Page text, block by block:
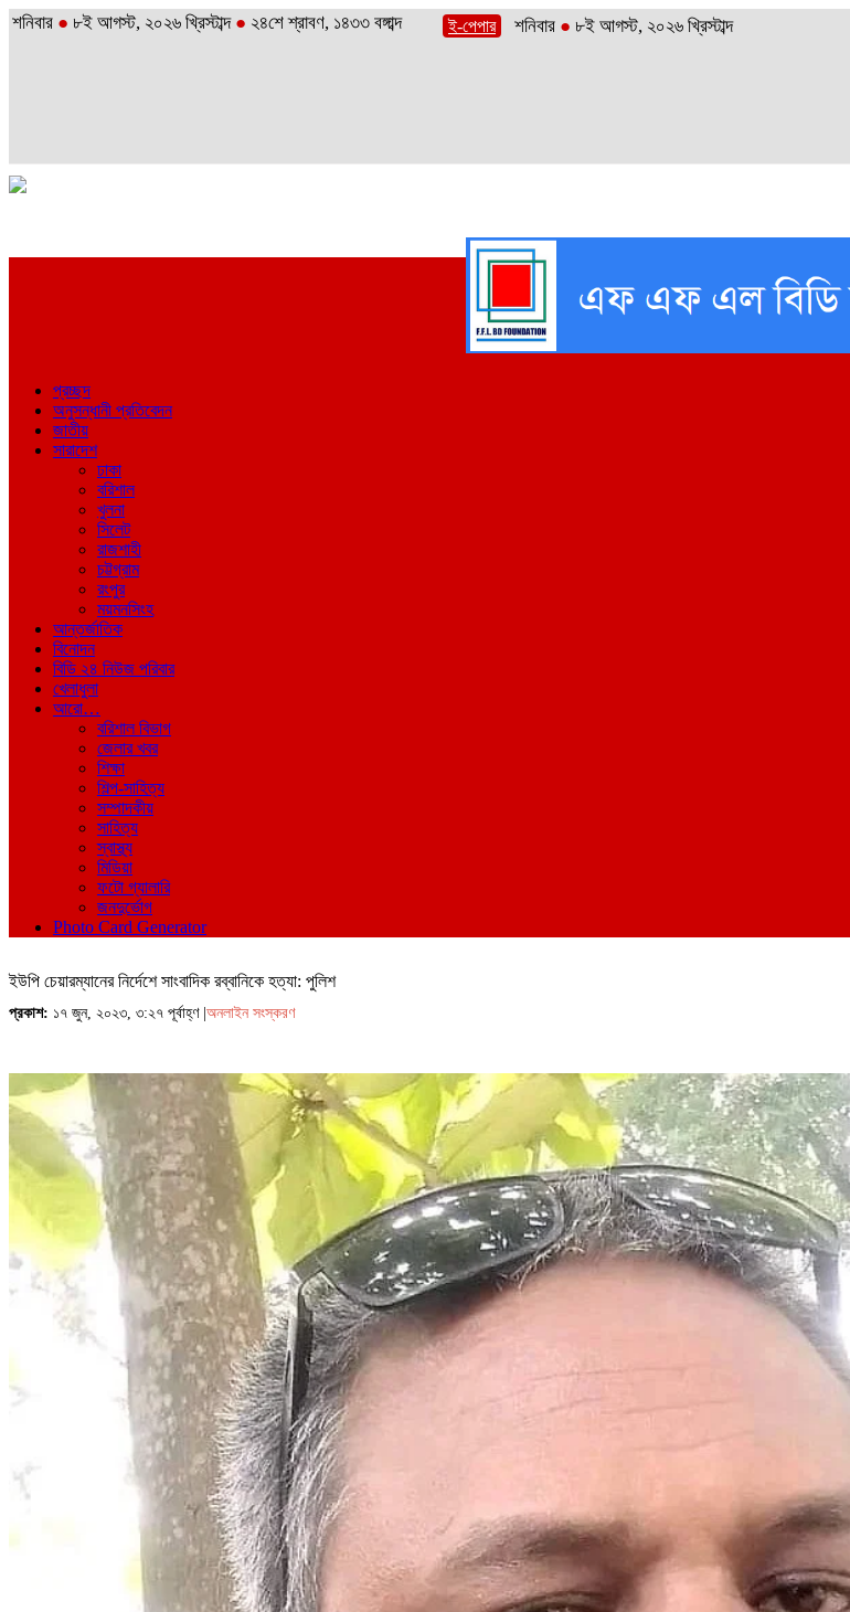
শনিবার ● ৮ই আগস্ট, ২০২৬ খ্রিস্টাব্দ ● ২৪শে শ্রাবণ, ১৪৩৩ বঙ্গাব্দ ই-পেপার শনিবার ● ৮ই আগস্ট, ২০২৬ খ্রিস্টাব্দ
প্রচ্ছদ
অনুসন্ধানী প্রতিবেদন
জাতীয়
সারাদেশ
ঢাকা
বরিশাল
খুলনা
সিলেট
রাজশাহী
চট্টগ্রাম
রংপুর
ময়মনসিংহ
আন্তর্জাতিক
বিনোদন
বিডি ২৪ নিউজ পরিবার
খেলাধুলা
আরো…
বরিশাল বিভাগ
জেলার খবর
শিক্ষা
শিল্প-সাহিত্য
সম্পাদকীয়
সাহিত্য
স্বাস্থ্য
মিডিয়া
ফটো গ্যালারি
জনদুর্ভোগ
Photo Card Generator
ইউপি চেয়ারম্যানের নির্দেশে সাংবাদিক রব্বানিকে হত্যা: পুলিশ
প্রকাশ: ১৭ জুন, ২০২৩, ৩:২৭ পূর্বাহ্ণ | অনলাইন সংস্করণ